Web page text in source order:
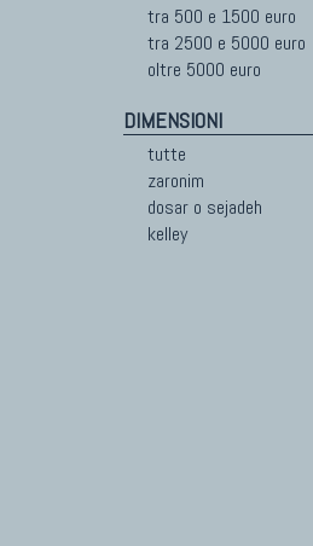
tra 500 e 1500 euro
tra 2500 e 5000 euro
oltre 5000 euro
DIMENSIONI
tutte
zaronim
dosar o sejadeh
kelley